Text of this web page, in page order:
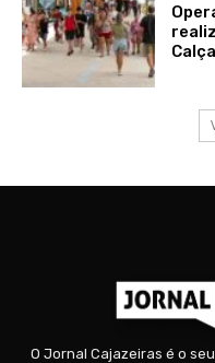
O Jornal Cajazeiras é o